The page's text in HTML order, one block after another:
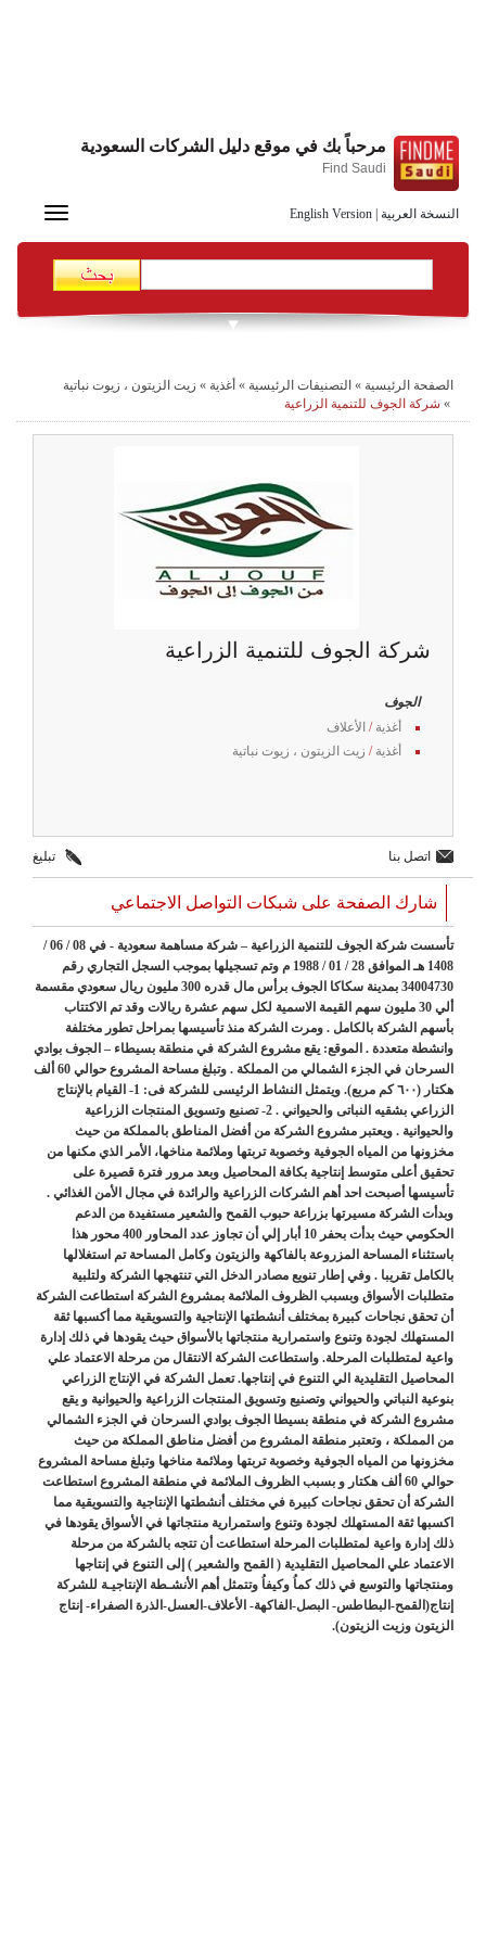
النسخة العربية English Version
مرحباً بك في موقع دليل الشركات السعودية
Find Saudi
Toggle
الصفحة الرئيسية » التصنيفات الرئيسية » أغذية » زيت الزيتون ، زيوت نباتية
» شركة الجوف للتنمية الزراعية
شركة الجوف للتنمية الزراعية
الجوف
أغذية / الأعلاف
أغذية / زيت الزيتون ، زيوت نباتية
اتصل بنا تبليغ
شارك الصفحة على شبكات التواصل الاجتماعي
تأسست شركة الجوف للتنمية الزراعية – شركة مساهمة سعودية - في 08 / 06 /
1408 هـ الموافق 28 / 01 / 1988 م وتم تسجيلها بموجب السجل التجاري رقم
34004730 بمدينة سكاكا الجوف برأس مال قدره 300 مليون ريال سعودي مقسمة
ألي 30 مليون سهم القيمة الاسمية لكل سهم عشرة ريالات وقد تم الاكتتاب
بأسهم الشركة بالكامل . ومرت الشركة منذ تأسيسها بمراحل تطور مختلفة
وانشطة متعددة . الموقع: يقع مشروع الشركة في منطقة بسيطاء – الجوف بوادي
السرحان في الجزء الشمالي من المملكة . وتبلغ مساحة المشروع حوالي 60 ألف
هكتار (٦٠٠ كم مربع). ويتمثل النشاط الرئيسى للشركة فى: 1- القيام بالإنتاج
الزراعي بشقيه النباتى والحيواني . 2- تصنيع وتسويق المنتجات الزراعية
والحيوانية . ويعتبر مشروع الشركة من أفضل المناطق بالمملكة من حيث
مخزونها من المياه الجوفية وخصوبة تربتها وملائمة مناخها، الأمر الذي مكنها من
تحقيق أعلى متوسط إنتاجية بكافة المحاصيل وبعد مرور فترة قصيرة على
تأسيسها أصبحت احد أهم الشركات الزراعية والرائدة في مجال الأمن الغذائي .
وبدأت الشركة مسيرتها بزراعة حبوب القمح والشعير مستفيدة من الدعم
الحكومي حيث بدأت بحفر 10 أبار إلي أن تجاوز عدد المحاور 400 محور هذا
باستثناء المساحة المزروعة بالفاكهة والزيتون وكامل المساحة تم استغلالها
بالكامل تقريبا . وفي إطار تنويع مصادر الدخل التي تنتهجها الشركة ولتلبية
متطلبات الأسواق وبسبب الظروف الملائمة بمشروع الشركة استطاعت الشركة
أن تحقق نجاحات كبيرة بمختلف أنشطتها الإنتاجية والتسويقية مما أكسبها ثقة
المستهلك لجودة وتنوع واستمرارية منتجاتها بالأسواق حيث يقودها في ذلك إدارة
واعية لمتطلبات المرحلة. واستطاعت الشركة الانتقال من مرحلة الاعتماد علي
المحاصيل التقليدية الي التنوع في إنتاجها. تعمل الشركة في الإنتاج الزراعي
بنوعية النباتي والحيواني وتصنيع وتسويق المنتجات الزراعية والحيوانية و يقع
مشروع الشركة في منطقة بسيطا الجوف بوادي السرحان في الجزء الشمالي
من المملكة ، وتعتبر منطقة المشروع من أفضل مناطق المملكة من حيث
مخزونها من المياه الجوفية وخصوبة تربتها وملائمة مناخها وتبلغ مساحة المشروع
حوالي 60 ألف هكتار و بسبب الظروف الملائمة في منطقة المشروع استطاعت
الشركة أن تحقق نجاحات كبيرة في مختلف أنشطتها الإنتاجية والتسويقية مما
اكسبها ثقة المستهلك لجودة وتنوع واستمرارية منتجاتها في الأسواق يقودها في
ذلك إدارة واعية لمتطلبات المرحلة استطاعت أن تتجه بالشركة من مرحلة
الاعتماد علي المحاصيل التقليدية ( القمح والشعير ) إلى التنوع في إنتاجها
ومنتجاتها والتوسع في ذلك كماُ وكيفاُ وتتمثل أهم الأنشـطة الإنتاجيـة للشركة
إنتاج(القمح-البطاطس- البصل-الفاكهة- الأعلاف-العسل-الذرة الصفراء- إنتاج
الزيتون وزيت الزيتون).